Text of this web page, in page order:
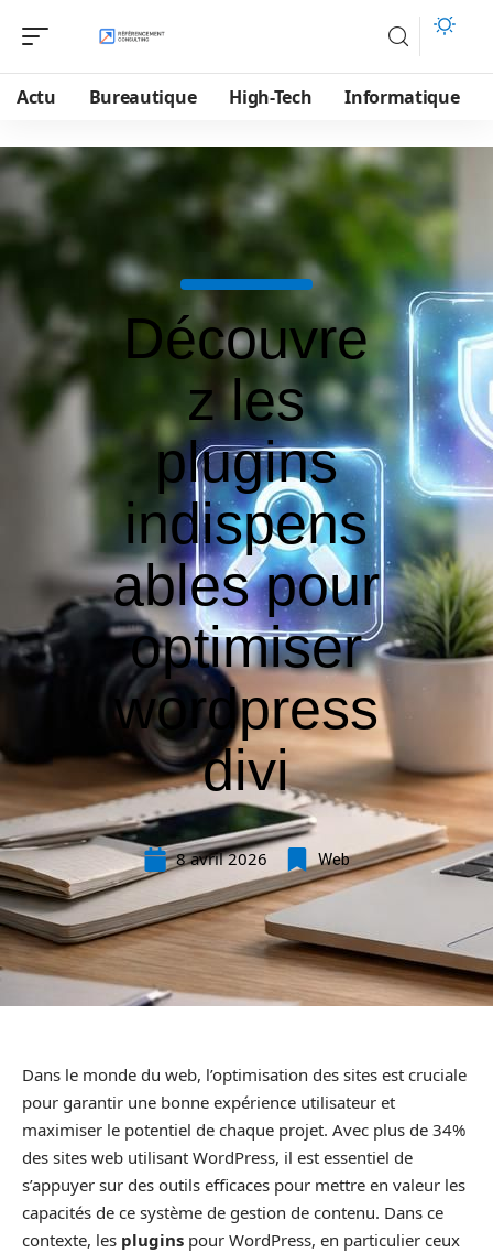
Actu Bureautique High-Tech Informatique
Découvre
z les
plugins
indispens
ables pour
optimiser
wordpress
divi
8 avril 2026 Web
Dans le monde du web, l’optimisation des sites est cruciale
pour garantir une bonne expérience utilisateur et
maximiser le potentiel de chaque projet. Avec plus de 34%
des sites web utilisant WordPress, il est essentiel de
s’appuyer sur des outils efficaces pour mettre en valeur les
capacités de ce système de gestion de contenu. Dans ce
contexte, les plugins pour WordPress, en particulier ceux